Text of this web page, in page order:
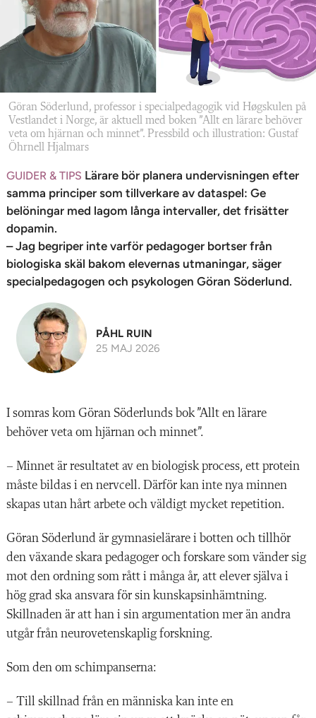
Göran Söderlund, professor i specialpedagogik vid Høgskulen på
Vestlandet i Norge, är aktuell med boken ”Allt en lärare behöver
veta om hjärnan och minnet”. Pressbild och illustration: Gustaf
Öhrnell Hjalmars
GUIDER & TIPS Lärare bör planera undervisningen efter
samma principer som tillverkare av dataspel: Ge
belöningar med lagom långa intervaller, det frisätter
dopamin.
– Jag begriper inte varför pedagoger bortser från
biologiska skäl bakom elevernas utmaningar, säger
specialpedagogen och psykologen Göran Söderlund.
PÅHL RUIN
25 MAJ 2026
I somras kom Göran Söderlunds bok”Allt en lärare
behöver veta om hjärnan och minnet”.
– Minnet är resultatet av en biologisk process, ett protein
måste bildas i en nervcell. Därför kan inte nya minnen
skapas utan hårt arbete och väldigt mycket repetition.
Göran Söderlund är gymnasielärare i botten och tillhör
den växande skara pedagoger och forskare som vänder sig
mot den ordning som rått i många år, att elever själva i
hög grad ska ansvara för sin kunskapsinhämtning.
Skillnaden är att han i sin argumentation mer än andra
utgår från neurovetenskaplig forskning.
Som den om schimpanserna:
– Till skillnad från en människa kan inte en